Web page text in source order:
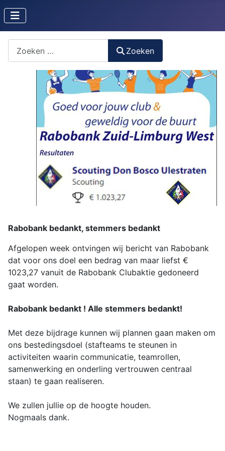
Zoeken
Rabobank bedankt, stemmers bedankt
Afgelopen week ontvingen wij bericht van Rabobank
dat voor ons doel een bedrag van maar liefst €
1023,27 vanuit de Rabobank Clubaktie gedoneerd
gaat worden.
Rabobank bedankt ! Alle stemmers bedankt!
Met deze bijdrage kunnen wij plannen gaan maken om
ons bestedingsdoel (stafteams te steunen in
activiteiten waarin communicatie, teamrollen,
samenwerking en onderling vertrouwen centraal
staan) te gaan realiseren.
We zullen jullie op de hoogte houden.
Nogmaals dank.